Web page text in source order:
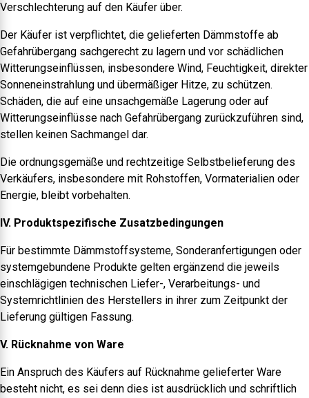
Verschlechterung auf den Käufer über.
Der Käufer ist verpflichtet, die gelieferten Dämmstoffe ab
Gefahrübergang sachgerecht zu lagern und vor schädlichen
Witterungseinflüssen, insbesondere Wind, Feuchtigkeit, direkter
Sonneneinstrahlung und übermäßiger Hitze, zu schützen.
Schäden, die auf eine unsachgemäße Lagerung oder auf
Witterungseinflüsse nach Gefahrübergang zurückzuführen sind,
stellen keinen Sachmangel dar.
Die ordnungsgemäße und rechtzeitige Selbstbelieferung des
Verkäufers, insbesondere mit Rohstoffen, Vormaterialien oder
Energie, bleibt vorbehalten.
IV. Produktspezifische Zusatzbedingungen
Für bestimmte Dämmstoffsysteme, Sonderanfertigungen oder
systemgebundene Produkte gelten ergänzend die jeweils
einschlägigen technischen Liefer-, Verarbeitungs- und
Systemrichtlinien des Herstellers in ihrer zum Zeitpunkt der
Lieferung gültigen Fassung.
V. Rücknahme von Ware
Ein Anspruch des Käufers auf Rücknahme gelieferter Ware
besteht nicht, es sei denn dies ist ausdrücklich und schriftlich